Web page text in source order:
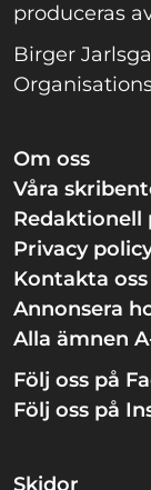
produceras
Birger
Om oss
Våra
Redaktionell
Privacy
Kontakta oss
Annonsera
Alla ämnen
Följ oss på
Följ oss på
Skidor